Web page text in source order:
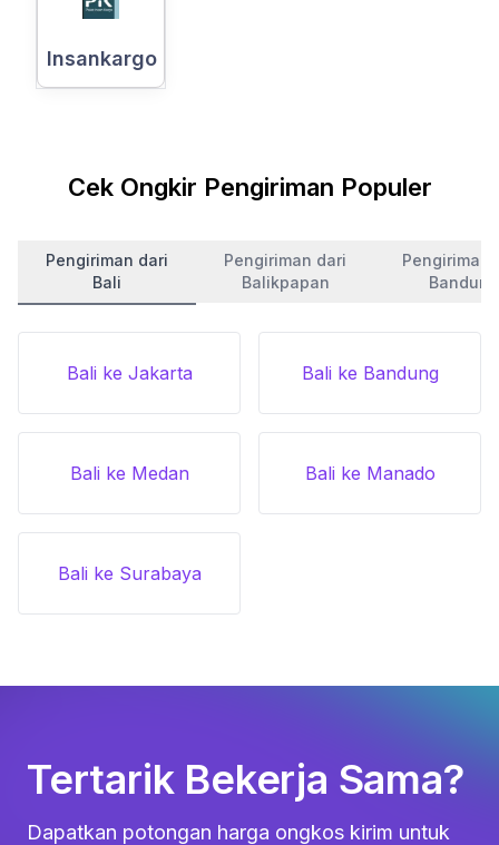
Insankargo
Cek Ongkir Pengiriman Populer
Pengiriman dari
Bali
Pengiriman dari
Balikpapan
Pengiriman
Bandung
Bali ke Jakarta Bali ke Bandung
Bali ke Medan Bali ke Manado
Bali ke Surabaya
Tertarik Bekerja Sama?
Dapatkan potongan harga ongkos kirim untuk